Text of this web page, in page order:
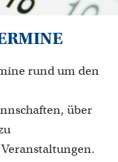
rund um den
über